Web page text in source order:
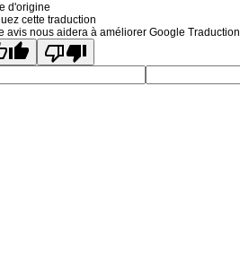
d'origine
cette traduction
avis nous aidera à améliorer Google Traduction